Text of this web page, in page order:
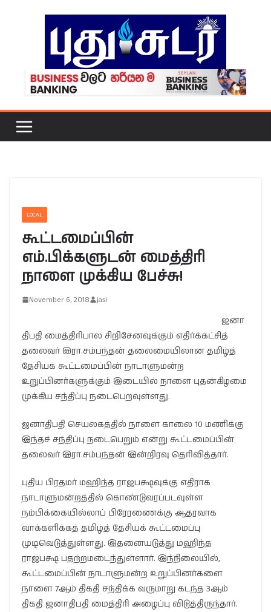
LOCAL
கூட்டமைப்பின்
எம்.பிக்களுடன் மைத்திரி
நாளை முக்கிய பேச்சு!
November 6, 2018 jasi
ஜனா
திபதி மைத்திரிபால சிறிசேனவுக்கும் எதிர்க்கட்சித்
தலைவர் இரா.சம்பந்தன் தலைமையிலான தமிழ்த்
தேசியக் கூட்டமைப்பின் நாடாளுமன்ற
உறுப்பினர்களுக்கும் இடையில் நாளை புதன்கிழமை
முக்கிய சந்திப்பு நடைபெறவுள்ளது.
ஜனாதிபதி செயலகத்தில் நாளை காலை 10 மணிக்கு
இந்தச் சந்திப்பு நடைபெறும் என்று கூட்டமைப்பின்
தலைவர் இரா.சம்பந்தன் இன்றிரவு தெரிவித்தார்.
புதிய பிரதமர் மஹிந்த ராஜபக்ஷவுக்கு எதிராக
நாடாளுமன்றத்தில் கொண்டுவரப்படவுள்ள
நம்பிக்கையில்லாப் பிரேரணைக்கு ஆதரவாக
வாக்களிக்கத் தமிழ்த் தேசியக் கூட்டமைப்பு
முடிவெடுத்துள்ளது. இதனையடுத்து மஹிந்த
ராஜபக்ஷ பதற்றமடைந்துள்ளார். இந்நிலையில்,
கூட்டமைப்பின் நாடாளுமன்ற உறுப்பினர்களை
நாளை 7ஆம் திகதி சந்திக்க வருமாறு கடந்த 3ஆம்
திகதி ஜனாதிபதி மைத்திரி அழைப்பு விடுத்திருந்தார்.